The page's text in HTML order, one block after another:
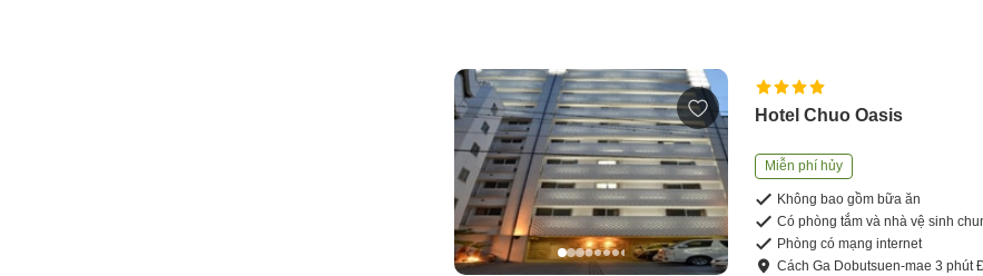
Hotel Chuo Oasis
Miễn phí hủy
Không bao gồm bữa ăn
Có phòng tắm và nhà vệ sinh
Phòng có mạng internet
CáchGa Dobutsuen-mae 3 phút